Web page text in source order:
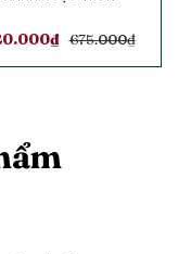
₫ 675.000₫